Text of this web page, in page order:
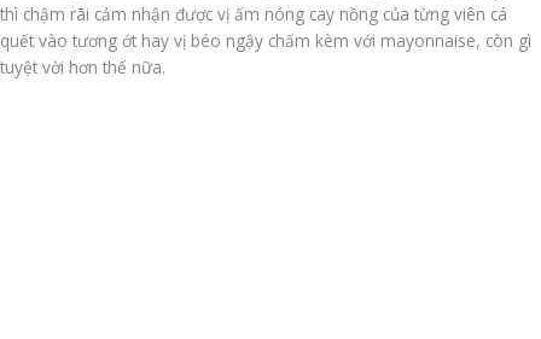
thì chậm rãi cảm nhận được vị ấm nóng cay nồng của từng viên cá
quết vào tương ớt hay vị béo ngậy chấm kèm với mayonnaise, còn gì
tuyệt vời hơn thế nữa.